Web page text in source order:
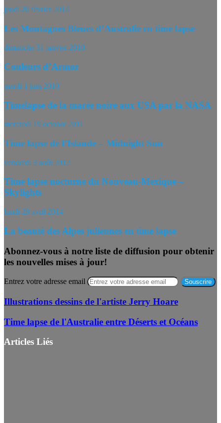
jeudi 20 février 2014
Les Montagnes Bleues d’Australie en time lapse
dimanche 31 janvier 2010
Couleurs d’Armor
mardi 1 juin 2010
Timelapse de la marée noire aux USA par la NASA
mercredi 19 octobre 2011
Time lapse de l’Islande – Midnight Sun
vendredi 3 août 2012
Time lapse nocturne du Nouveau-Mexique –
Skylights
lundi 28 avril 2014
La beauté des Alpes juliennes en time lapse
Abonnez-vous à notre liste de diffusion pour obtenir
les nouvelles mises à jour!
Entrez votre adresse email
Illustrations dessins de l'artiste Jerry Hoare
Time lapse de l'Australie entre Déserts et Océans
Articles Liés